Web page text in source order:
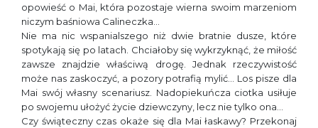
opowieść o Mai, która pozostaje wierna swoim marzeniom
niczym baśniowa Calineczka…
Nie ma nic wspanialszego niż dwie bratnie dusze, które
spotykają się po latach. Chciałoby się wykrzyknąć, że miłość
zawsze znajdzie właściwą drogę. Jednak rzeczywistość
może nas zaskoczyć, a pozory potrafią mylić… Los pisze dla
Mai swój własny scenariusz. Nadopiekuńcza ciotka usiłuje
po swojemu ułożyć życie dziewczyny, lecz nie tylko ona…
Czy świąteczny czas okaże się dla Mai łaskawy? Przekonaj